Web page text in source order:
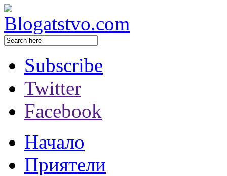
Subscribe
Twitter
Facebook
Начало
Приятели